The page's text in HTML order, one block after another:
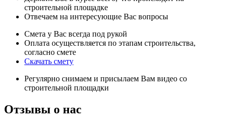
строительной площадке
Отвечаем на интересующие Вас вопросы
Смета у Вас всегда под рукой
Оплата осуществляется по этапам строительства,
согласно смете
Скачать смету
Регулярно снимаем и присылаем Вам видео со
строительной площадки
Отзывы о нас